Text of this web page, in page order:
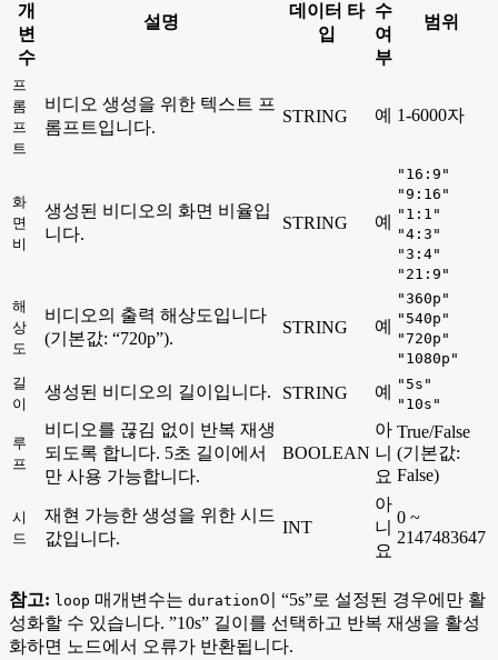
개
변
수
설명
데이터 타
입
수
여
부
범위
프
롬
프
트
비디오 생성을 위한 텍스트 프
롬프트입니다.
STRING 예 1-6000자
화
면
비
생성된 비디오의 화면 비율입
니다.
STRING 예
"16:9"
"9:16"
"1:1"
"4:3"
"3:4"
"21:9"
해
상
도
비디오의 출력 해상도입니다
(기본값: “720p”).
STRING 예
"360p"
"540p"
"720p"
"1080p"
길
이
생성된 비디오의 길이입니다. STRING 예
"5s"
"10s"
루
프
비디오를 끊김 없이 반복 재생
되도록 합니다. 5초 길이에서
만 사용 가능합니다.
BOOLEAN
아
니
요
True/False
(기본값:
False)
시
드
재현 가능한 생성을 위한 시드
값입니다.
INT
아
니
요
0 ~
2147483647
참고: loop 매개변수는 duration이 “5s”로 설정된 경우에만 활
성화할 수 있습니다. ”10s” 길이를 선택하고 반복 재생을 활성
화하면 노드에서 오류가 반환됩니다.